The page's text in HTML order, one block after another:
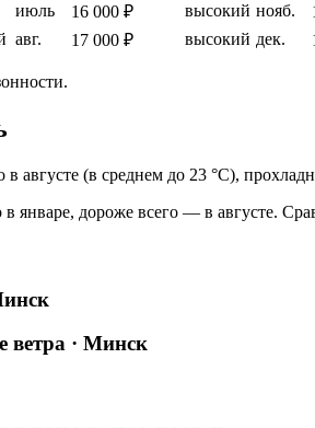
июль 16 000 ₽ высокий нояб.
авг. 17 000 ₽ высокий дек.
в августе (в среднем до 23 °C),
январе, дороже всего — в августе.
ветра · Минск